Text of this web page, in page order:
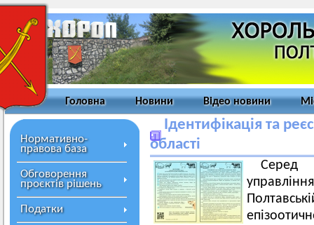
Головна Новини Відео новини
Нормативно-
правова база
Обговорення
проєктів рішень
Податки
Ідентифікація та
області
Серед